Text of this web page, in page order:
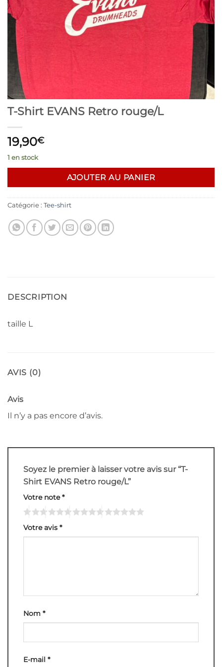
T-Shirt EVANS Retro rouge/L
19,90€
1 en stock
AJOUTER AU PANIER
Catégorie : Tee-shirt
DESCRIPTION
taille L
AVIS (0)
Avis
Il n’y a pas encore d’avis.
Soyez le premier à laisser votre avis sur “T-
Shirt EVANS Retro rouge/L”
Votre note*
Votre avis *
Nom *
E-mail *